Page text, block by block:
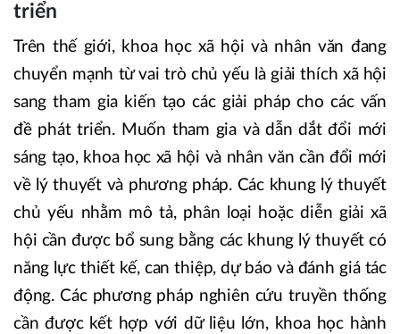
triển
Trên thế giới, khoa học xã hội và nhân văn đang
chuyển mạnh từ vai trò chủ yếu là giải thích xã hội
sang tham gia kiến tạo các giải pháp cho các vấn
đề phát triển. Muốn tham gia và dẫn dắt đổi mới
sáng tạo, khoa học xã hội và nhân văn cần đổi mới
về lý thuyết và phương pháp. Các khung lý thuyết
chủ yếu nhằm mô tả, phân loại hoặc diễn giải xã
hội cần được bổ sung bằng các khung lý thuyết có
năng lực thiết kế, can thiệp, dự báo và đánh giá tác
động. Các phương pháp nghiên cứu truyền thống
cần được kết hợp với dữ liệu lớn, khoa học hành